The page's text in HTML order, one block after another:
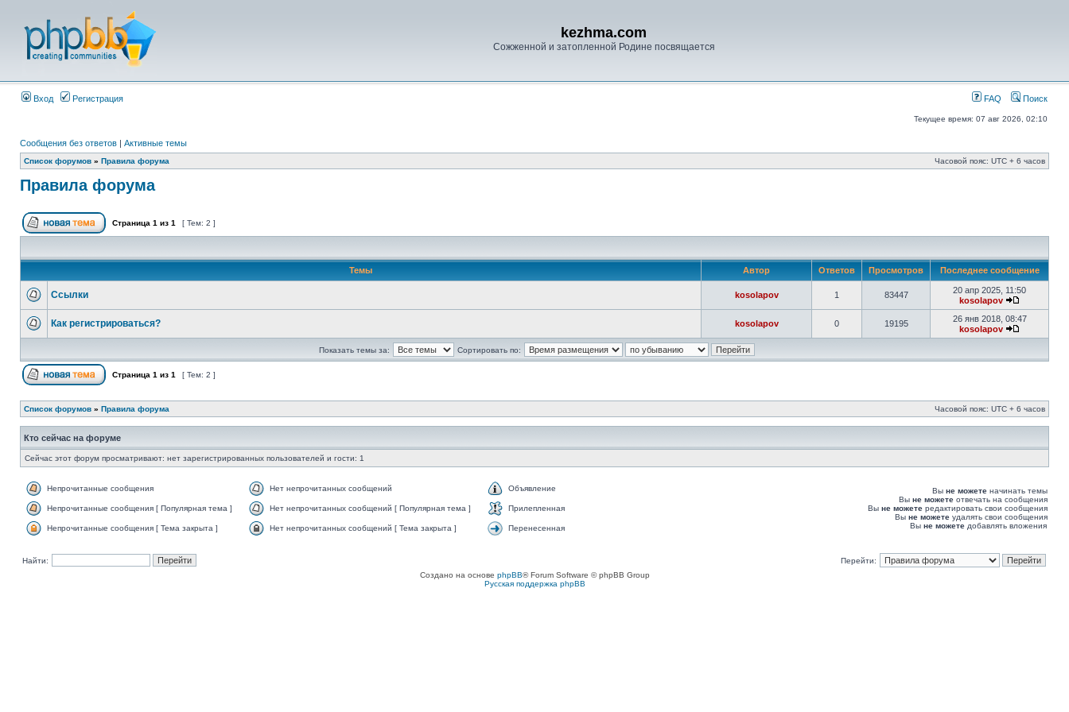
kezhma.com
Сожженной и затопленной Родине посвящается
Вход Регистрация FAQ Поиск
Текущее время: 07 авг 2026, 02:10
Сообщения без ответов | Активные темы
Список форумов » Правила форума Часовой пояс: UTC + 6 часов
Правила форума
Страница 1 из 1 [ Тем: 2 ]
Темы Автор Ответов Просмотров Последнее сообщение
Ссылки kosolapov 1 83447
20 апр 2025, 11:50
kosolapov
Как регистрироваться? kosolapov 0 19195
26 янв 2018, 08:47
kosolapov
Показать темы за: Сортировать по:
Страница 1 из 1 [ Тем: 2 ]
Список форумов » Правила форума Часовой пояс: UTC + 6 часов
Кто сейчас на форуме
Сейчас этот форум просматривают: нет зарегистрированных пользователей и гости: 1
Непрочитанные сообщения Нет непрочитанных сообщений Объявление
Непрочитанные сообщения [ Популярная тема ] Нет непрочитанных сообщений [ Популярная тема ] Прилепленная
Непрочитанные сообщения [ Тема закрыта ] Нет непрочитанных сообщений [ Тема закрыта ] Перенесенная
Вы не можете начинать темы
Вы не можете отвечать на сообщения
Вы не можете редактировать свои сообщения
Вы не можете удалять свои сообщения
Вы не можете добавлять вложения
Найти:
Перейти:
Создано на основе phpBB® Forum Software © phpBB Group
Русская поддержка phpBB